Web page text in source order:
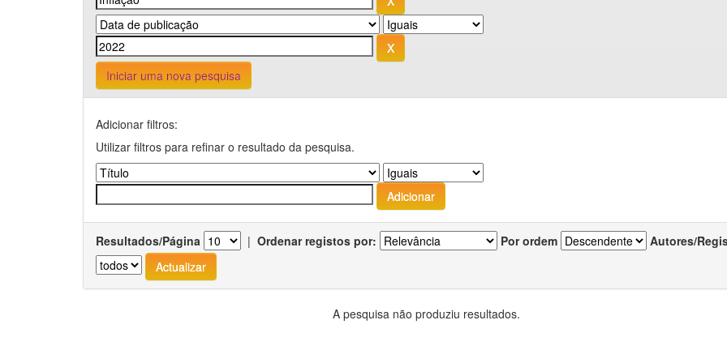
Iniciar uma nova pesquisa
Adicionar filtros:
Utilizar filtros para refinar o resultado da pesquisa.
Resultados/Página | Ordenar registos por: Por ordem Autores/
A pesquisa não produziu resultados.